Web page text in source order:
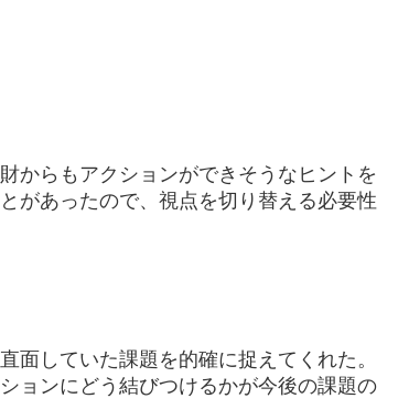
からもアクションができそうなヒントを
があったので、視点を切り替える必要性
面していた課題を的確に捉えてくれた。
ョンにどう結びつけるかが今後の課題の